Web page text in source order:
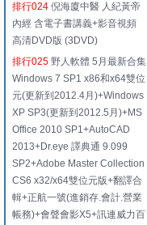
排行024 倪海廈中醫 人紀黃帝
內經 含電子書講義+影音視頻
高清DVD版 (3DVD)
排行025 野人軟體 5月最新合集
Windows 7 SP1 x86和x64雙位
元(更新到2012.4月)+Windows
XP SP3(更新到2012.5月)+MS
Office 2010 SP1+AutoCAD
2013+Dr.eye 譯典通 9.099
SP2+Adobe Master Collection
CS6 x32/x64雙位元版+翻譯合
輯+正航一號(進銷存.會計.營業
帳務)+會聲會影X5+訊連威力百